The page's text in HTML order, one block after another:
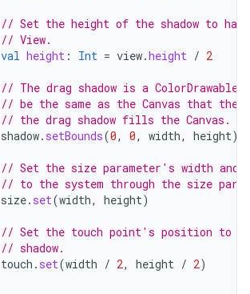
// Set the height of the shadow to
// View.
val height : Int = view.height / 2
// The drag shadow is a
// be the same as the Canvas that the
// the drag shadow fills the Canvas.
shadow. setBounds(0, 0, width, height)
// Set the size parameter's width and
// to the system through the size
size. set(width, height)
// Set the touch point's position to
// shadow.
touch . set(width / 2, height / 2)